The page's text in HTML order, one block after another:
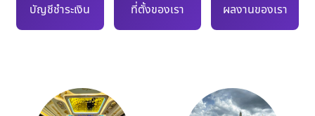
บัญชีชำระเงิน ที่ตั้งของเรา ผลงานของเรา